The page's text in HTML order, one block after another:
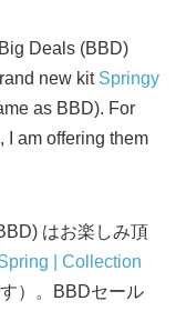
Deals (BBD)
new kit Springy
as BBD). For
I am offering them
はお楽しみ頂
| Collection
）。BBDセール